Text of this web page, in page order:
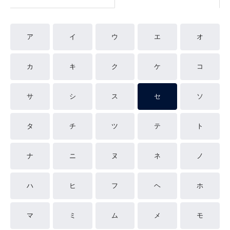
ア イ ウ エ オ
カ キ ク ケ コ
サ シ ス セ ソ
タ チ ツ テ ト
ナ ニ ヌ ネ ノ
ハ ヒ フ ヘ ホ
マ ミ ム メ モ